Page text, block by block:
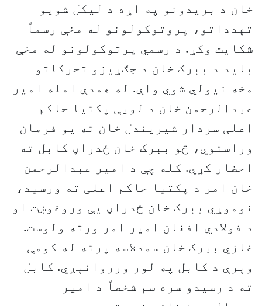
خان د بریدونو په اړه د لیکل شویو
تهدداتو، پروتوکولونو له مخې رسماً
شکایت وکړ. د رسمي پرتوکولونو له مخې
باید د ببرک خان د جګړیزو تحرکاتو
مخه نیولي شوي واې. له همدې امله امیر
عبدالرحمن خان د لویې پکتیا حاکم
اعلی سردار شیریندل خان ته یو فرمان
وراستوي، څو ببرک خان ځدراڼ کابل ته
احضار کړي. کله چې د امیر عبدالرحمن
خان امر د پکتیا حاکم اعلی ته ورسید،
نوموړي ببرک خان ځدراڼ یې وروغوښت او
د فولادي افغان امیر امر ورته ولوست.
غازي ببرک خان سمدلاسه پرته له کومې
وېرې د کابل په لور ورروانېږي. کابل
ته د رسیدو سره سم شخصاً د امیر